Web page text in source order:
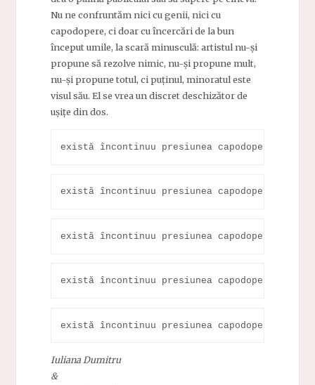
Nu ne confruntăm nici cu genii, nici cu
capodopere, ci doar cu încercări de la bun
început umile, la scară minusculă: artistul nu-și
propune să rezolve nimic, nu-și propune mult,
nu-și propune totul, ci puținul, minoratul este
visul său. El se vrea un discret deschizător de
ușițe din dos.
există încontinuu presiunea capodoperelor
există încontinuu presiunea capodoperelor
există încontinuu presiunea capodoperelor
există încontinuu presiunea capodoperelor
există încontinuu presiunea capodoperelor
Iuliana Dumitru
&